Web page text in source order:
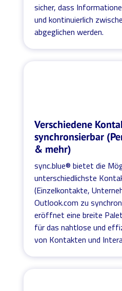
sicher, dass
und kontinuierlich
abgeglichen werden.
Verschiedene
synchronsierbar
& mehr)
sync.blue® bietet die
unterschiedlichste
(Einzelkontakte,
Outlook.com zu
eröffnet eine breite
für das nahtlose und
von Kontakten und